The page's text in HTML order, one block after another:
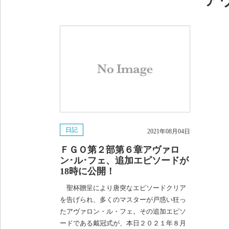
日記 2021年08月04日
ＦＧＯ第２部第６章アヴァロ
ン･ル･フェ、追加エピソードが
18時に公開！
聖杯贈呈により唐突なエピソードクリア
を告げられ、多くのマスターが戸惑い狂っ
たアヴァロン・ル・フェ。その追加エピソ
ードである戴冠式が、本日２０２１年８月